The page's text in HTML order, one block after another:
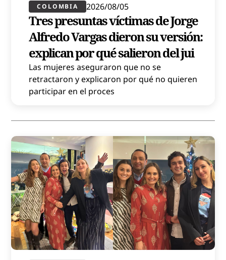
COLOMBIA 2026/08/05
Tres presuntas víctimas de Jorge
Alfredo Vargas dieron su versión:
explican por qué salieron del jui
Las mujeres aseguraron que no se
retractaron y explicaron por qué no quieren
participar en el proces